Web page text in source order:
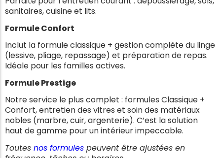
sanitaires, cuisine et lits.
Formule Confort
Inclut la formule classique + gestion complète du linge
(lessive, pliage, repassage) et préparation de repas.
Idéale pour les familles actives.
Formule Prestige
Notre service le plus complet : formules Classique +
Confort, entretien des vitres et soin des matériaux
nobles (marbre, cuir, argenterie). C’est la solution
haut de gamme pour un intérieur impeccable.
Toutes nos formules peuvent être ajustées en